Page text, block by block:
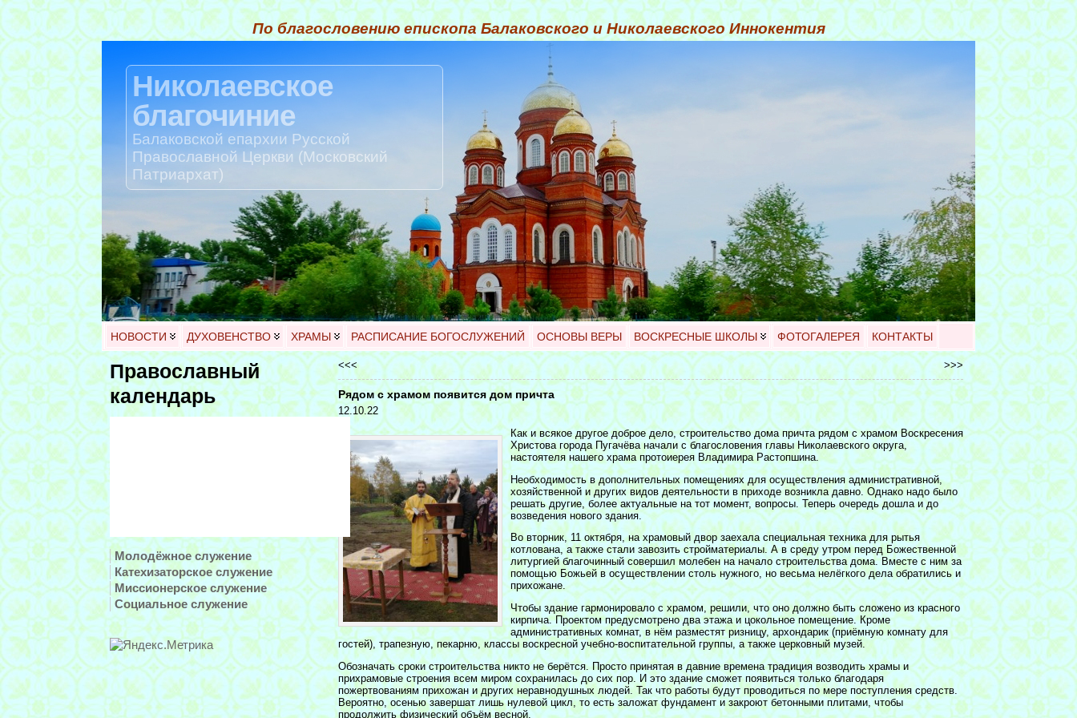
По благословению епископа Балаковского и Николаевского Иннокентия
Николаевское
благочиние
Балаковской епархии Русской
Православной Церкви (Московский
Патриархат)
НОВОСТИ ДУХОВЕНСТВО ХРАМЫ РАСПИСАНИЕ БОГОСЛУЖЕНИЙ ОСНОВЫ ВЕРЫ ВОСКРЕСНЫЕ ШКОЛЫ ФОТОГАЛЕРЕЯ КОНТАКТЫ
Православный
календарь
Молодёжное служение
Катехизаторское служение
Миссионерское служение
Социальное служение
<<< >>>
Рядом с храмом появится дом причта
12.10.22
Как и всякое другое доброе дело, строительство дома причта рядом с храмом Воскресения
Христова города Пугачёва начали с благословения главы Николаевского округа,
настоятеля нашего храма протоиерея Владимира Растопшина.
Необходимость в дополнительных помещениях для осуществления административной,
хозяйственной и других видов деятельности в приходе возникла давно. Однако надо было
решать другие, более актуальные на тот момент, вопросы. Теперь очередь дошла и до
возведения нового здания.
Во вторник, 11 октября, на храмовый двор заехала специальная техника для рытья
котлована, а также стали завозить стройматериалы. А в среду утром перед Божественной
литургией благочинный совершил молебен на начало строительства дома. Вместе с ним за
помощью Божьей в осуществлении столь нужного, но весьма нелёгкого дела обратились и
прихожане.
Чтобы здание гармонировало с храмом, решили, что оно должно быть сложено из красного
кирпича. Проектом предусмотрено два этажа и цокольное помещение. Кроме
административных комнат, в нём разместят ризницу, архондарик (приёмную комнату для
гостей), трапезную, пекарню, классы воскресной учебно-воспитательной группы, а также церковный музей.
Обозначать сроки строительства никто не берётся. Просто принятая в давние времена традиция возводить храмы и
прихрамовые строения всем миром сохранилась до сих пор. И это здание сможет появиться только благодаря
пожертвованиям прихожан и других неравнодушных людей. Так что работы будут проводиться по мере поступления средств.
Вероятно, осенью завершат лишь нулевой цикл, то есть заложат фундамент и закроют бетонными плитами, чтобы
продолжить физический объём весной.